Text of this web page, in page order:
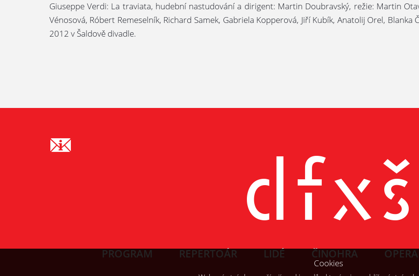
Giuseppe Verdi: La traviata, hudební nastudování a dirigent: Martin Doubravský, režie: Martin
Vénosová, Róbert Remeselník, Richard Samek, Gabriela Kopperová, Jiří Kubík, Anatolij Orel,
2012 v Šaldově divadle.
PROGRAM REPERTOÁR LIDÉ ČINOHRA OPERA
Cookies